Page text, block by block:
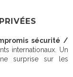
sécurité /
internationaux. Un
surprise sur les